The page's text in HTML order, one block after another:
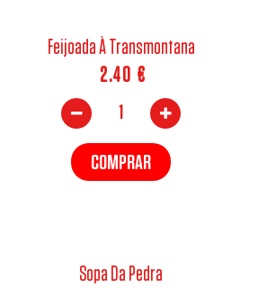
Feijoada À Transmontana
2.40 €
COMPRAR
Sopa Da Pedra